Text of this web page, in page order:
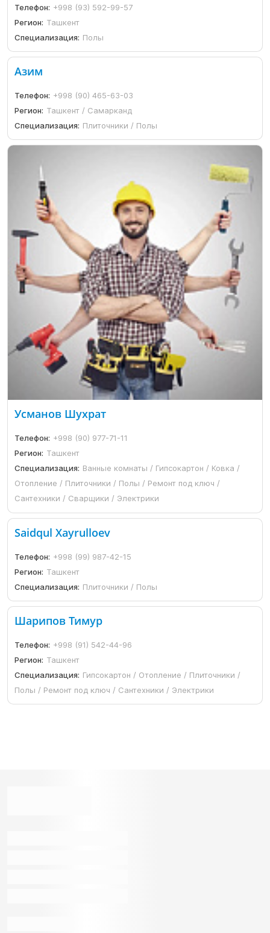
Телефон: +998 (93) 592-99-57
Регион: Ташкент
Специализация: Полы
Азим
Телефон: +998 (90) 465-63-03
Регион: Ташкент / Самарканд
Специализация: Плиточники / Полы
Усманов Шухрат
Телефон: +998 (90) 977-71-11
Регион: Ташкент
Специализация: Ванные комнаты / Гипсокартон / Ковка /
Отопление / Плиточники / Полы / Ремонт под ключ /
Сантехники / Сварщики / Электрики
Saidqul Xayrulloev
Телефон: +998 (99) 987-42-15
Регион: Ташкент
Специализация: Плиточники / Полы
Шарипов Тимур
Телефон: +998 (91) 542-44-96
Регион: Ташкент
Специализация: Гипсокартон / Отопление / Плиточники /
Полы / Ремонт под ключ / Сантехники / Электрики